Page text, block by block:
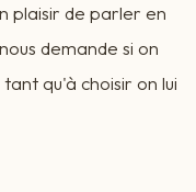
plaisir de parler en
demande si on
qu'à choisir on lui